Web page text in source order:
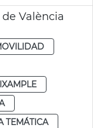
València
TEMÁTICA